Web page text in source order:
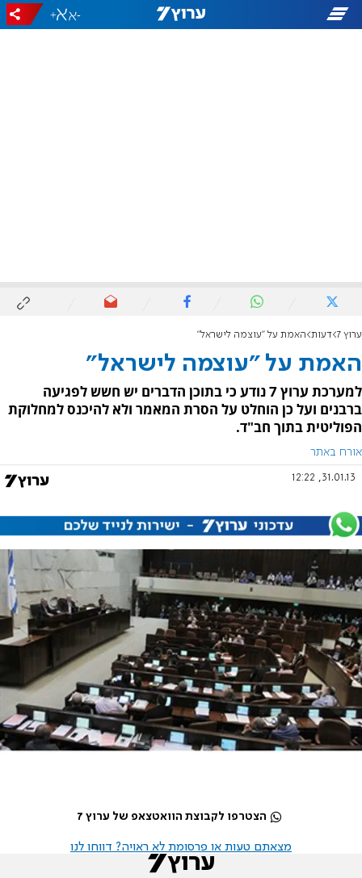
-
+
ערוץ 7 דעות האמת על "עוצמה לישראל"
האמת על "עוצמה לישראל"
למערכת ערוץ 7 נודע כי בתוכן הדברים יש חשש לפגיעה
ברבנים ועל כן הוחלט על הסרת המאמר ולא להיכנס למחלוקת
הפוליטית בתוך חב"ד.
אורח באתר
31.01.13, 12:22
הצטרפו לקבוצת הוואטצאפ של ערוץ 7
מצאתם טעות או פרסומת לא ראויה? דווחו לנו